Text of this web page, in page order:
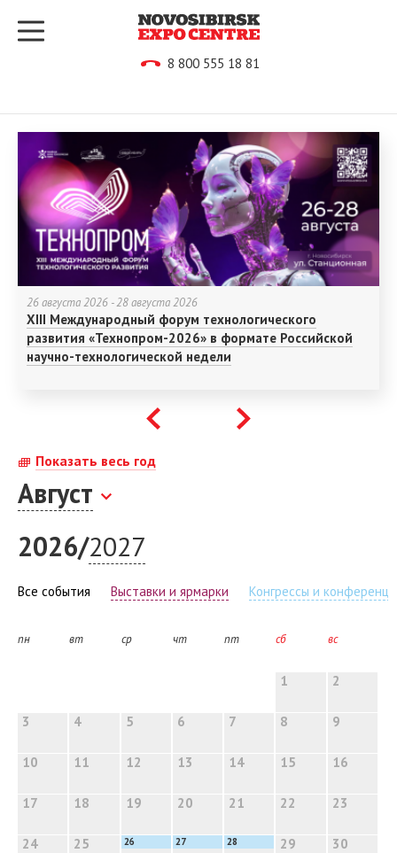
8 800 555 18 81
26 августа 2026 - 28 августа 2026
XIII Международный форум технологического
развития «Технопром-2026» в формате Российской
научно-технологической недели
Показать весь год
Август
2026/2027
Все события Выставки и ярмарки Конгрессы и
пн вт ср чт пт сб вс
1
1 2
2
3
3 4
4 5
5 6
6 7
7 8
8 9
9
10
10 11
11 12
12 13
13 14
14 15
15 16
16
17
17 18
18 19
19 20
20 21
21 22
22 23
23
24
24 25
25 26
26 27
27 28
28 29
29 30
30